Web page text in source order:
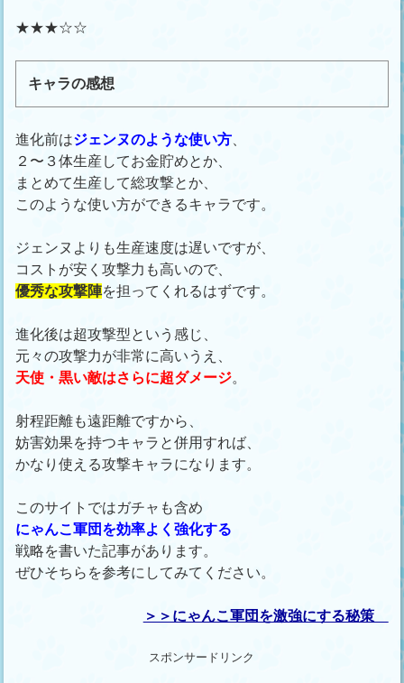
★★★☆☆
キャラの感想
進化前はジェンヌのような使い方
２〜３体生産してお金貯めとか、
まとめて生産して総攻撃とか、
このような使い方ができるキャラです。
ジェンヌよりも生産速度は遅いですが、
コストが安く攻撃力も高いので、
優秀な攻撃陣を担ってくれるはずです。
進化後は超攻撃型という感じ、
元々の攻撃力が非常に高いうえ、
天使・黒い敵はさらに超ダメージ。
射程距離も遠距離ですから、
妨害効果を持つキャラと併用すれば、
かなり使える攻撃キャラになります。
このサイトではガチャも含め
にゃんこ軍団を効率よく強化する
戦略を書いた記事があります。
ぜひそちらを参考にしてみてください。
＞＞にゃんこ軍団を激強にする秘策
スポンサードリンク